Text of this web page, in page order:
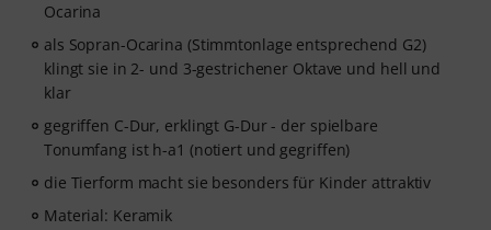
Ocarina
als Sopran-Ocarina (Stimmtonlage entsprechend G2)
klingt sie in 2- und 3-gestrichener Oktave und hell und
klar
gegriffen C-Dur, erklingt G-Dur - der spielbare
Tonumfang ist h-a1 (notiert und gegriffen)
die Tierform macht sie besonders für Kinder attraktiv
Material: Keramik